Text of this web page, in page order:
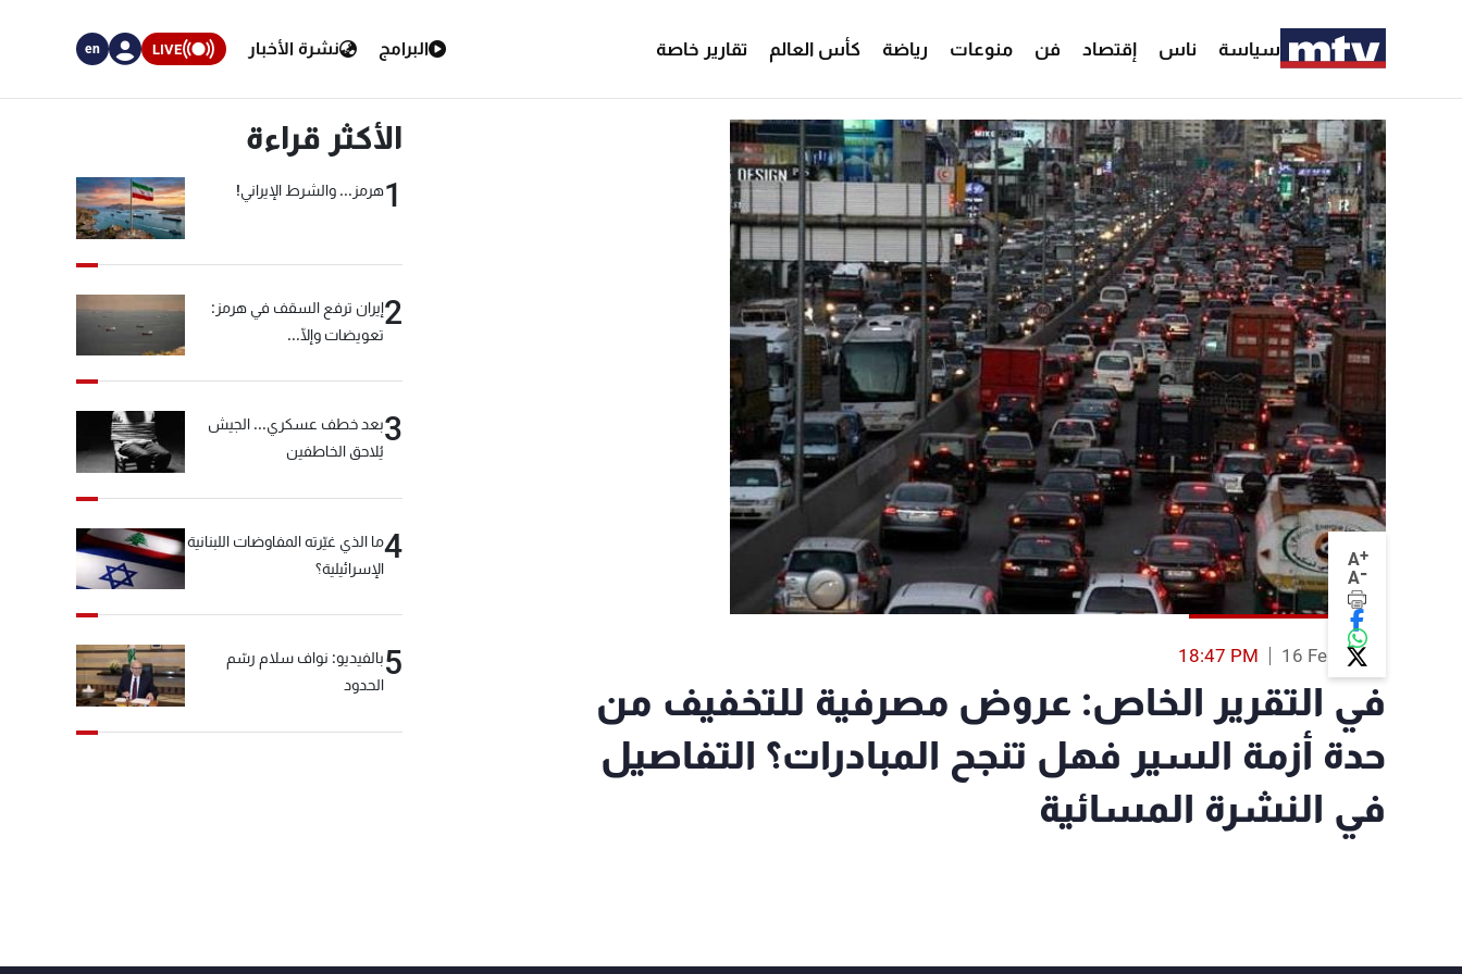
سياسة ناس إقتصاد فن منوعات رياضة كأس العالم تقارير خاصة البرامج نشرة الأخبار LIVE
en
A+
A-
16 Feb 2017
18:47 PM
في التقرير الخاص: عروض مصرفية للتخفيف من
حدة أزمة السير فهل تنجح المبادرات؟ التفاصيل
في النشرة المسائية
الأكثر قراءة
1هرمز... والشرط الإيراني!
2إيران ترفع السقف في هرمز:
تعويضات وإلّا...
3بعد خطف عسكري... الجيش
يُلاحق الخاطفين
4ما الذي غيّرته المفاوضات اللبنانية
الإسرائيلية؟
5بالفيديو: نواف سلام رسّم
الحدود